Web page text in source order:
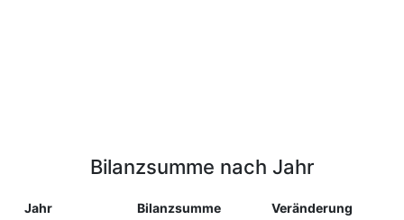
Bilanzsumme nach Jahr
Jahr Bilanzsumme Veränderung